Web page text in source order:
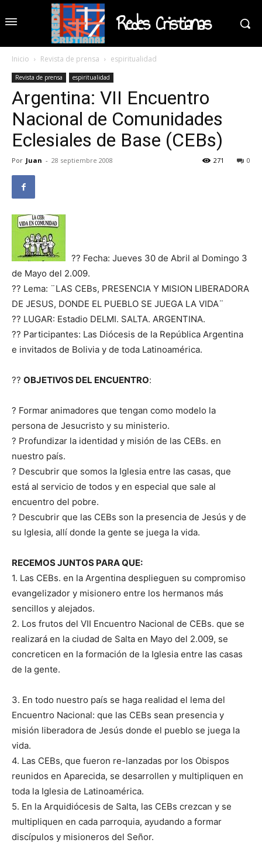
Redes Cristianas
Inicio Revista de prensa espiritualidad
Revista de prensa espiritualidad
Argentina: VII Encuentro
Nacional de Comunidades
Eclesiales de Base (CEBs)
Por Juan - 28 septiembre 2008 0
271
?? Fecha: Jueves 30 de Abril al Domingo 3
de Mayo del 2.009.
?? Lema: ¨LAS CEBs, PRESENCIA Y MISION LIBERADORA
DE JESUS, DONDE EL PUEBLO SE JUEGA LA VIDA¨
?? LUGAR: Estadio DELMI. SALTA. ARGENTINA.
?? Participantes: Las Diócesis de la República Argentina
e invitados de Bolivia y de toda Latinoamérica.
?? OBJETIVOS DEL ENCUENTRO:
? Formar animadores que tengan como modelo la
persona de Jesucristo y su ministerio.
? Profundizar la identidad y misión de las CEBs. en
nuestro país.
? Descubrir que somos la Iglesia entre las casas, que
está al servicio de todos y en especial que sale al
encuentro del pobre.
? Descubrir que las CEBs son la presencia de Jesús y de
su Iglesia, allí donde la gente se juega la vida.
RECEMOS JUNTOS PARA QUE:
1. Las CEBs. en la Argentina desplieguen su compromiso
evangelizador y misionero entre los hermanos más
sencillos y alejados.
2. Los frutos del VII Encuentro Nacional de CEBs. que se
realizará en la ciudad de Salta en Mayo del 2.009, se
concreticen en la formación de la Iglesia entre las casas
de la gente.
3. En todo nuestro país se haga realidad el lema del
Encuentro Nacional: que las CEBs sean presencia y
misión liberadora de Jesús donde el pueblo se juega la
vida.
4. Las CEBs, que fueron re-lanzadas por los Obispos
reunidos en Aparecida, se desarrollen y multipliquen en
toda la Iglesia de Latinoamérica.
5. En la Arquidiócesis de Salta, las CEBs crezcan y se
multipliquen en cada parroquia, ayudando a formar
discípulos y misioneros del Señor.